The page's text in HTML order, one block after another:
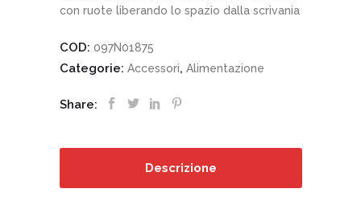
con ruote liberando lo spazio dalla scrivania
COD: 097N01875
Categorie: Accessori, Alimentazione
Share:
Descrizione